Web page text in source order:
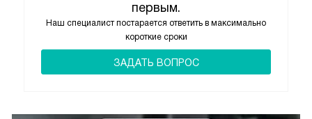
первым.
Наш специалист постарается ответить в максимально
короткие сроки
ЗАДАТЬ ВОПРОС